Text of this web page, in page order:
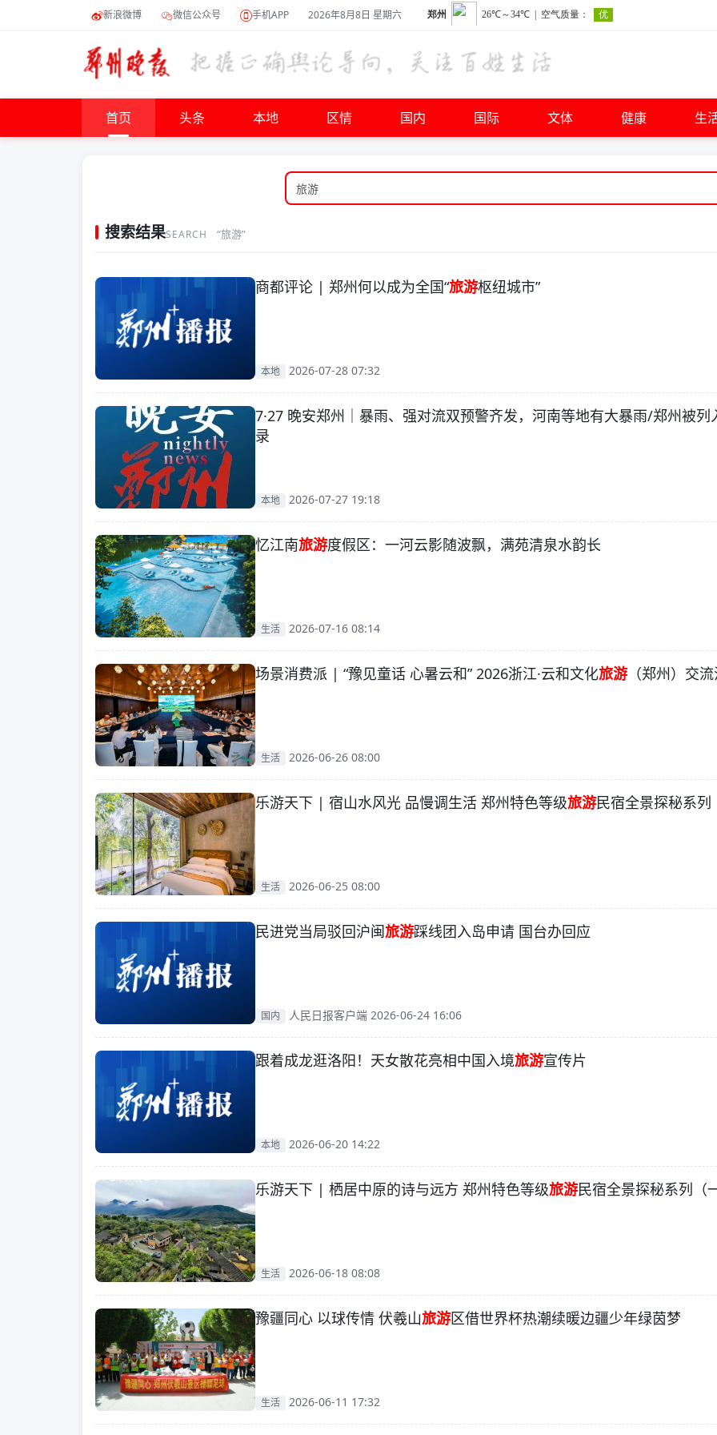
新浪微博 微信公众号 手机APP 2026年8月8日 星期六
首页 头条 本地 区情 国内 国际 文体 健康 生
搜索结果SEARCH “旅游”
商都评论 | 郑州何以成为全国“旅游枢纽城市”
本地 2026-07-28 07:32
7·27 晚安郑州｜暴雨、强对流双预警齐发，河南等地有大暴雨/郑州被列
录
本地 2026-07-27 19:18
忆江南旅游度假区：一河云影随波飘，满苑清泉水韵长
生活 2026-07-16 08:14
场景消费派 | “豫见童话 心暑云和” 2026浙江·云和文化旅游 （郑州）交
生活 2026-06-26 08:00
乐游天下 | 宿山水风光 品慢调生活 郑州特色等级旅游民宿全景探秘系列
生活 2026-06-25 08:00
民进党当局驳回沪闽旅游踩线团入岛申请 国台办回应
国内 人民日报客户端 2026-06-24 16:06
跟着成龙逛洛阳！天女散花亮相中国入境旅游宣传片
本地 2026-06-20 14:22
乐游天下 | 栖居中原的诗与远方 郑州特色等级旅游民宿全景探秘系列（
生活 2026-06-18 08:08
豫疆同心 以球传情 伏羲山旅游区借世界杯热潮续暖边疆少年绿茵梦
生活 2026-06-11 17:32